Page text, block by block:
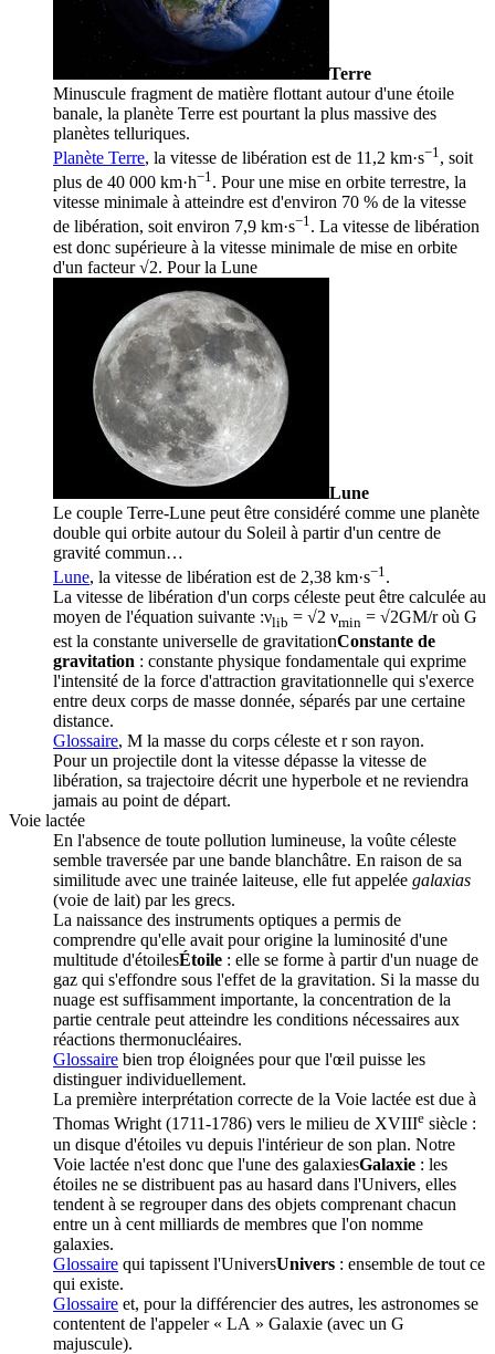
Terre
Minuscule fragment de matière flottant autour d'une étoile
banale, la planète Terre est pourtant la plus massive des
planètes telluriques.
Planète Terre, la vitesse de libération est de 11,2 km·s−1 , soit
plus de 40 000 km·h−1. Pour une mise en orbite terrestre, la
vitesse minimale à atteindre est d'environ 70 % de la vitesse
de libération, soit environ 7,9 km·s−1. La vitesse de libération
est donc supérieure à la vitesse minimale de mise en orbite
d'un facteur√2. Pour la Lune
Lune
Le couple Terre-Lune peut être considéré comme une planète
double qui orbite autour du Soleil à partir d'un centre de
gravité commun…
Lune, la vitesse de libération est de 2,38 km·s−1 .
La vitesse de libération d'un corps céleste peut être calculée au
moyen de l'équation suivante :νlib = √2 νmin = √2GM/roù G
est la constante universelle de gravitationConstante de
gravitation : constante physique fondamentale qui exprime
l'intensité de la force d'attraction gravitationnelle qui s'exerce
entre deux corps de masse donnée, séparés par une certaine
distance.
Glossaire, M la masse du corps céleste et rson rayon.
Pour un projectile dont la vitesse dépasse la vitesse de
libération, sa trajectoire décrit une hyperbole et ne reviendra
jamais au point de départ.
Voie lactée
En l'absence de toute pollution lumineuse, la voûte céleste
semble traversée par une bande blanchâtre. En raison de sa
similitude avec une trainée laiteuse, elle fut appelée galaxias
(voie de lait) par les grecs.
La naissance des instruments optiques a permis de
comprendre qu'elle avait pour origine la luminosité d'une
multitude d'étoilesÉtoile : elle se forme à partir d'un nuage de
gaz qui s'effondre sous l'effet de la gravitation. Si la masse du
nuage est suffisamment importante, la concentration de la
partie centrale peut atteindre les conditions nécessaires aux
réactions thermonucléaires.
Glossaire bien trop éloignées pour que l'œil puisse les
distinguer individuellement.
La première interprétation correcte de la Voie lactée est due à
Thomas Wright (1711-1786) vers le milieu de XVIIIe siècle :
un disque d'étoiles vu depuis l'intérieur de son plan. Notre
Voie lactée n'est donc que l'une des galaxiesGalaxie : les
étoiles ne se distribuent pas au hasard dans l'Univers, elles
tendent à se regrouper dans des objets comprenant chacun
entre un à cent milliards de membres que l'on nomme
galaxies.
Glossaire qui tapissent l'UniversUnivers : ensemble de tout ce
qui existe.
Glossaire et, pour la différencier des autres, les astronomes se
contentent de l'appeler « LA » Galaxie (avec un G
majuscule).